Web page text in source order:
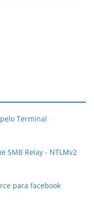
Terminal
SMB Relay - NTLMv2
para facebook